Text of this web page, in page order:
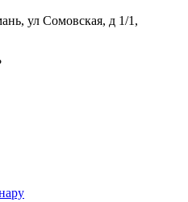
ул Сомовская, д 1/1 ,